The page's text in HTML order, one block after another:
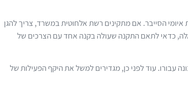
הסייבר. אם מתקינים רשת אלחוטית במשרד, צריך להגן
כדאי לתאם התקנה שעולה בקנה אחד עם הצרכים של
עבורו. עוד לפני כן, מגדירים למשל את היקף הפעילות של